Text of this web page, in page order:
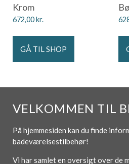
Krom
672,00kr.
GÅ TIL SHOP
VELKOMMEN TIL
På hjemmesiden kan du finde
badeværelsestilbehør!
Vi har samlet en oversigt over de